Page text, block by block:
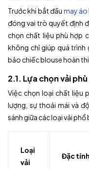
Trước khi bắt đầu may áo
đóng vai trò quyết định
chọn chất liệu phù hợp
không chỉ giúp quá trình
bảo chiếc blouse hoàn
2.1. Lựa chọn vải
Việc chọn loại chất liệu
lượng, sự thoải mái và
sánh giữa các loại vải
Loại
vải
Đặc tính